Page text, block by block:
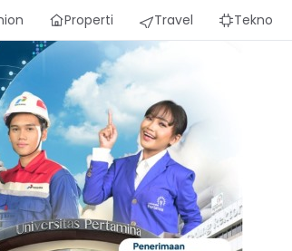
Properti Travel Tekno